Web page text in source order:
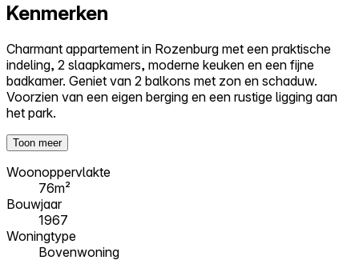
Kenmerken
Charmant appartement in Rozenburg met een praktische
indeling, 2 slaapkamers, moderne keuken en een fijne
badkamer. Geniet van 2 balkons met zon en schaduw.
Voorzien van een eigen berging en een rustige ligging aan
het park.
Toon meer
Woonoppervlakte
76m²
Bouwjaar
1967
Woningtype
Bovenwoning